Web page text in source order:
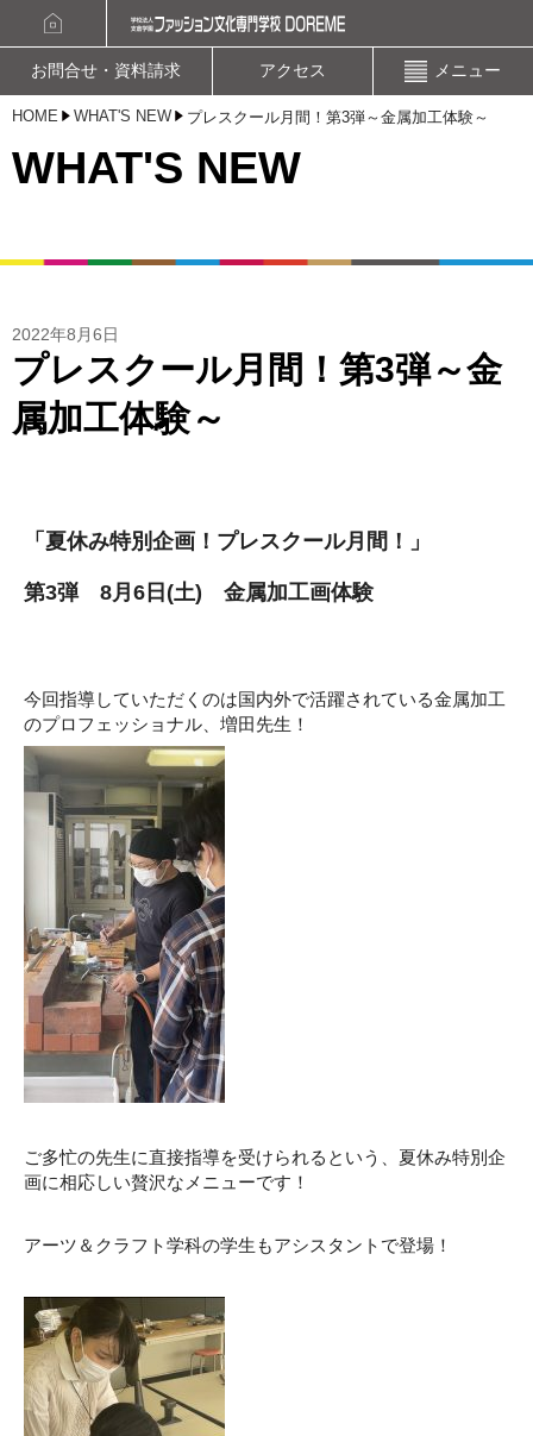
お問合せ・資料請求 アクセス メニュー
資料請求 オープンキャンパスお申込み
HOME WHAT'S NEW プレスクール月間！第3弾～金属加工体験～
WHAT'S NEW
2022年8月6日
プレスクール月間！第3弾～金
属加工体験～
「夏休み特別企画！プレスクール月間！」
第3弾 8月6日(土) 金属加工画体験
今回指導していただくのは国内外で活躍されている金属加工
のプロフェッショナル、増田先生！
ご多忙の先生に直接指導を受けられるという、夏休み特別企
画に相応しい贅沢なメニューです！
アーツ＆クラフト学科の学生もアシスタントで登場！